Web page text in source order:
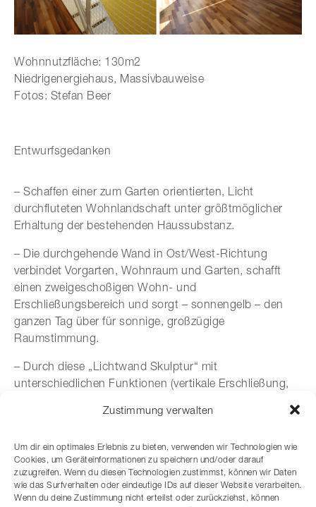
Zustimmung verwalten
Um dir ein optimales Erlebnis zu bieten, verwenden wir Technologien wie
Cookies, um Geräteinformationen zu speichern und/oder darauf
zuzugreifen. Wenn du diesen Technologien zustimmst, können wir Daten
wie das Surfverhalten oder eindeutige IDs auf dieser Website verarbeiten.
Wenn du deine Zustimmung nicht erteilst oder zurückziehst, können
Wohnnutzfläche: 130m2
Niedrigenergiehaus, Massivbauweise
Fotos: Stefan Beer
Entwurfsgedanken
– Schaffen einer zum Garten orientierten, Licht
durchfluteten Wohnlandschaft unter größtmöglicher
Erhaltung der bestehenden Haussubstanz.
– Die durchgehende Wand in Ost/West-Richtung
verbindet Vorgarten, Wohnraum und Garten, schafft
einen zweigeschoßigen Wohn- und
Erschließungsbereich und sorgt – sonnengelb – den
ganzen Tag über für sonnige, großzügige
Raumstimmung.
– Durch diese „Lichtwand Skulptur“ mit
unterschiedlichen Funktionen (vertikale Erschließung,
das Hausinnere, wodurch die unterschiedlichen
erlebbar werden.
Wenn Sie noch weitere Fragen habenkontaktierenSie
uns!